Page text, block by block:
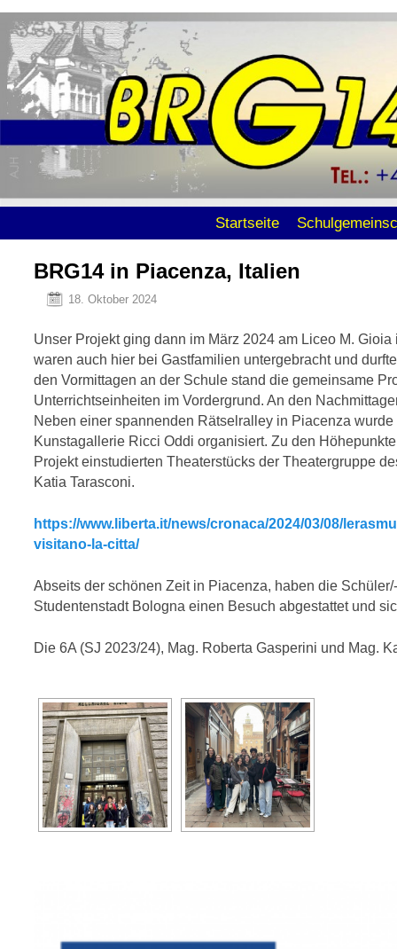
Zum sekundären Inhalt wechselnStartseite
BRG14 in Piacenza, Italien
18. Oktober 2024
Unser Projekt ging dann im März 2024 am Liceo M.
waren auch hier bei Gastfamilien untergebracht und
den Vormittagen an der Schule stand die gemeinsame
Unterrichtseinheiten im Vordergrund. An den
Neben einer spannenden Rätselralley in Piacenza
Kunstagallerie Ricci Oddi organisiert. Zu den
Projekt einstudierten Theaterstücks der Theatergruppe
Katia Tarasconi.
https://www.liberta.it/news/cronaca/2024/03/08/
visitano-la-citta/
Abseits der schönen Zeit in Piacenza, haben die
Studentenstadt Bologna einen Besuch abgestattet und
Die 6A (SJ 2023/24), Mag. Roberta Gasperini und Mag.